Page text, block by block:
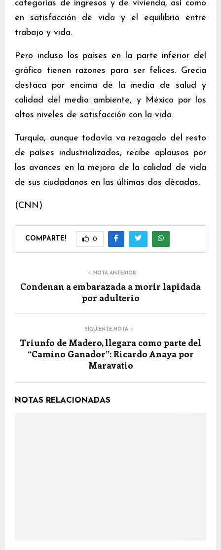
categorías de ingresos y de vivienda, así como
en satisfacción de vida y el equilibrio entre
trabajo y vida.
Pero incluso los países en la parte inferior del
gráfico tienen razones para ser felices. Grecia
destaca por encima de la media de salud y
calidad del medio ambiente, y México por los
altos niveles de satisfacción con la vida.
Turquía, aunque todavía va rezagado del resto
de países industrializados, recibe aplausos por
los avances en la mejora de la calidad de vida
de sus ciudadanos en las últimas dos décadas.
(CNN)
COMPARTE! 0
NOTA ANTERIOR
Condenan a embarazada a morir lapidada
por adulterio
SIGUIENTE NOTA
Triunfo de Madero, llegara como parte del
“Camino Ganador”: Ricardo Anaya por
Maravatio
NOTAS RELACIONADAS